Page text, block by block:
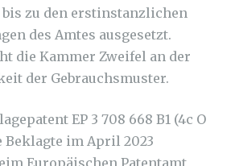
zu den erstinstanzlichen
des Amtes ausgesetzt.
die Kammer Zweifel an der
der Gebrauchsmuster.
EP 3 708 668 B1 (4c O
Beklagte im April 2023
Europäischen Patentamt